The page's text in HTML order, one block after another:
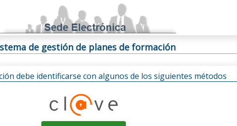
de gestión de planes de formación
debe identificarse con algunos de los siguientes métodos